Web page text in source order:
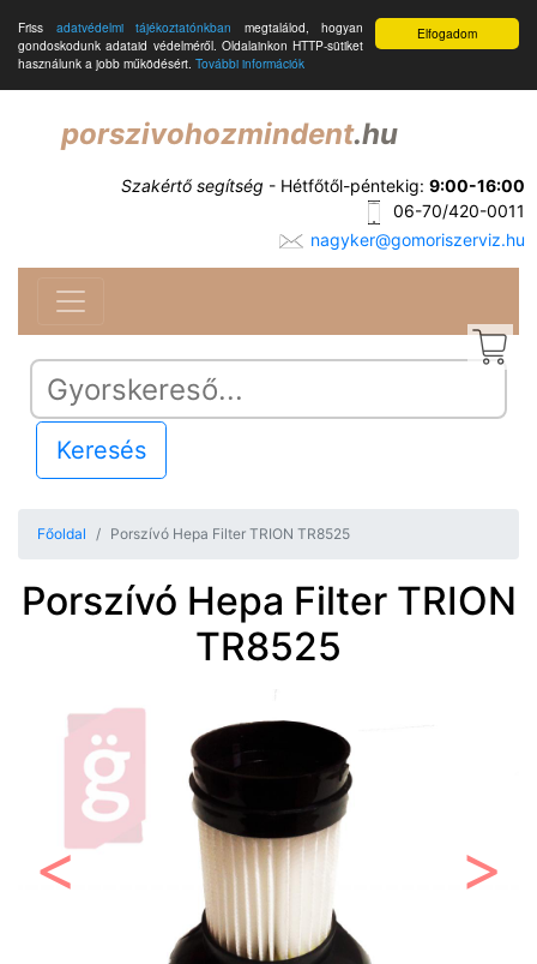
Elfogadom
Friss adatvédelmi tájékoztatónkban megtalálod, hogyan
gondoskodunk adataid védelméről. Oldalainkon HTTP-sütiket
használunk a jobb működésért. További információk
porszivohozmindent.hu
Szakértő segítség - Hétfőtől-péntekig: 9:00-16:00
06-70/420-0011
nagyker@gomoriszerviz.hu
Keresés
Főoldal Porszívó Hepa Filter TRION TR8525
Porszívó Hepa Filter TRION
TR8525
Előző